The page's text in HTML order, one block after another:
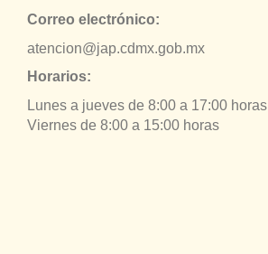
Correo electrónico:
atencion@jap.cdmx.gob.mx
Horarios:
Lunes a jueves de 8:00 a 17:00 horas
Viernes de 8:00 a 15:00 horas